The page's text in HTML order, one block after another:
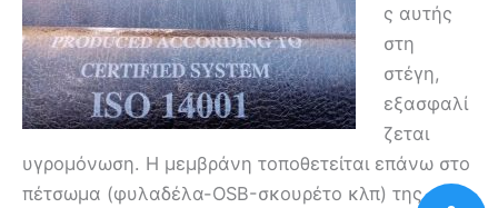
ς αυτής
στη
στέγη,
εξασφαλί
ζεται
υγρομόνωση. Η μεμβράνη τοποθετείται επάνω στο
πέτσωμα (φυλαδέλα-OSB-σκουρέτο κλπ) της